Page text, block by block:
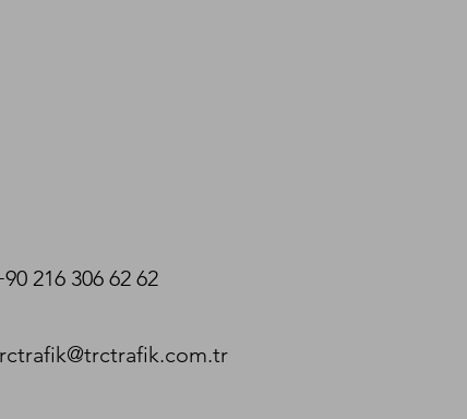
216 306 62 62